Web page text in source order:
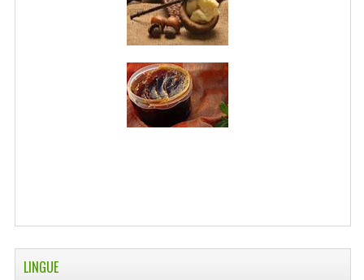
FREE-INFO
CORPO
VISO
OLI ESSENZIALI
LINGUE